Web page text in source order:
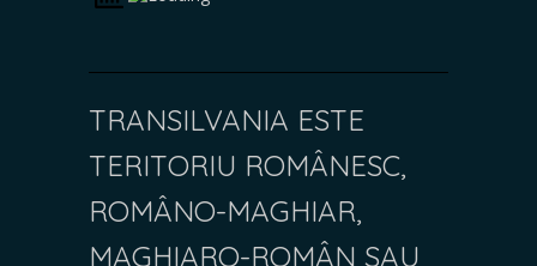
TRANSILVANIA ESTE
TERITORIU ROMÂNESC,
ROMÂNO-MAGHIAR,
MAGHIARO-ROMÂN SAU